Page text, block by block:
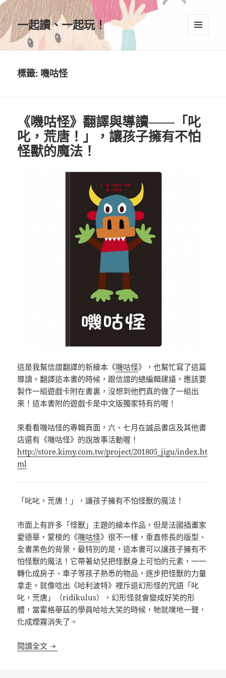
一起讀、一起玩！
標籤: 嘰咕怪
《嘰咕怪》翻譯與導讀——「叱
叱，荒唐！」，讓孩子擁有不怕
怪獸的魔法！
這是我幫信誼翻譯的新繪本《嘰咕怪》，也幫忙寫了這篇
導讀。翻譯這本書的時候，跟信誼的總編輯建議，應該要
製作一組遊戲卡附在書裏，沒想到他們真的做了一組出
來！這本書附的遊戲卡是中文版獨家特有的喔！
來看看嘰咕怪的專輯頁面，六、七月在誠品書店及其他書
店還有《嘰咕怪》的說故事活動喔！
http://store.kimy.com.tw/project/201805_jigu/index.ht
ml
「叱叱，荒唐！」，讓孩子擁有不怕怪獸的魔法！
市面上有許多「怪獸」主題的繪本作品，但是法國插畫家
愛德華・蒙梭的《嘰咕怪》很不一樣，垂直修長的版型、
全書黑色的背景，最特別的是，這本書可以讓孩子擁有不
怕怪獸的魔法！它帶著幼兒把怪獸身上可怕的元素，一一
轉化成房子、車子等孩子熟悉的物品，逐步把怪獸的力量
拿走。就像唸出《哈利波特》裡斥退幻形怪的咒語「叱
叱，荒唐」（ridikulus），幻形怪就會變成好笑的形
體，當霍格華茲的學員哈哈大笑的時候，牠就噗地一聲，
化成煙霧消失了。
閱讀全文 《嘰咕怪》翻譯與導讀——「叱叱，荒唐！」，讓孩